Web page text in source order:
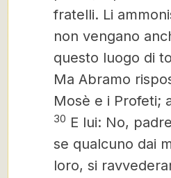
fratelli. Li
non vengano
questo luogo di
Ma Abramo
Mosè e i Profeti;
30 E lui: No,
se qualcuno dai
loro, si